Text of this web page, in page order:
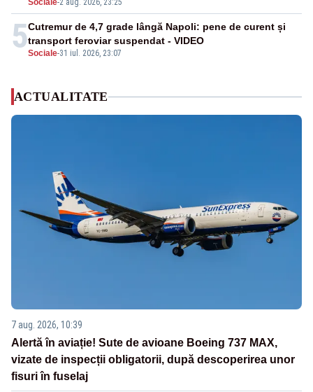
Sociale-2 aug. 2026, 23:25
5Sociale-31 iul. 2026, 23:07
Cutremur de 4,7 grade lângă Napoli: pene de curent și
transport feroviar suspendat - VIDEO
ACTUALITATE
7 aug. 2026, 10:39
Alertă în aviație! Sute de avioane Boeing 737 MAX,
vizate de inspecții obligatorii, după descoperirea unor
fisuri în fuselaj